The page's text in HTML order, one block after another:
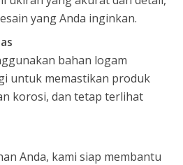
yang Anda inginkan.
bahan logam
untuk memastikan produk
korosi, dan tetap terlihat
Anda, kami siap membantu